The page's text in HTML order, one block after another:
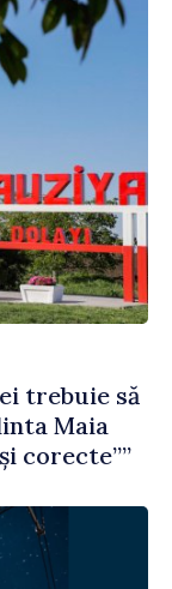
trebuie să
Maia
corecte””